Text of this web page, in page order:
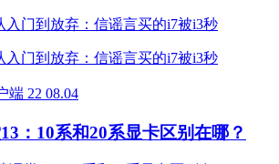
端 22 08.04
：10系和20系显卡区别在哪？